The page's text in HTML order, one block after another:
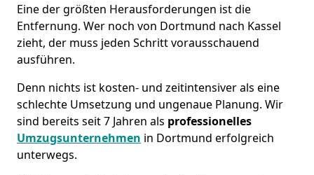
Eine der größten Herausforderungen ist die
Entfernung. Wer noch von Dortmund nach Kassel
zieht, der muss jeden Schritt vorausschauend
ausführen.
Denn nichts ist kosten- und zeitintensiver als eine
schlechte Umsetzung und ungenaue Planung. Wir
sind bereits seit 7 Jahren als professionelles
Umzugsunternehmen in Dortmund erfolgreich
unterwegs.